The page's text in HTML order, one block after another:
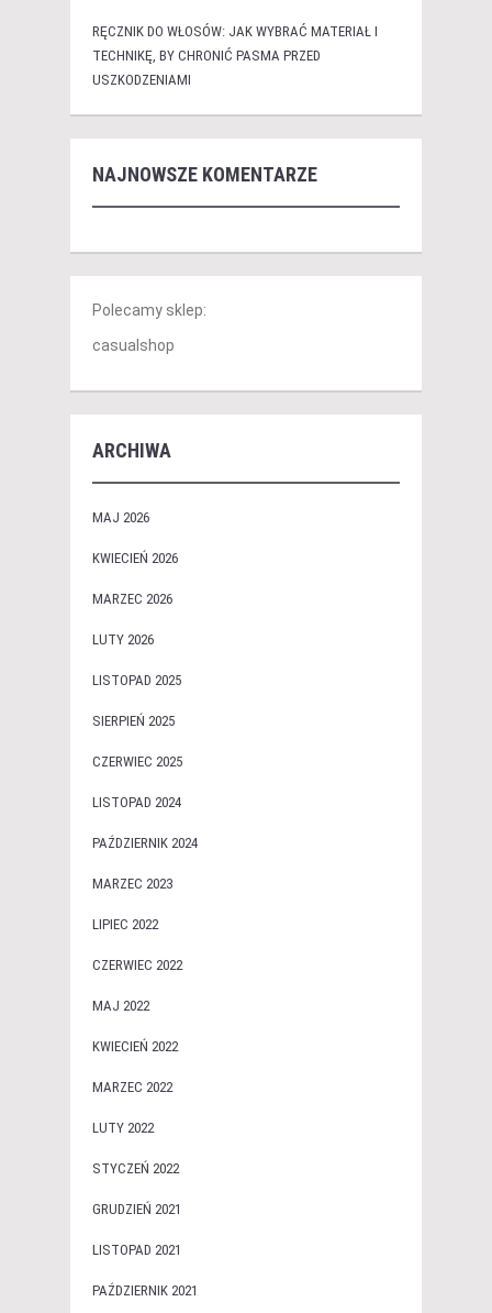
RĘCZNIK DO WŁOSÓW: JAK WYBRAĆ MATERIAŁ I
TECHNIKĘ, BY CHRONIĆ PASMA PRZED
USZKODZENIAMI
NAJNOWSZE KOMENTARZE
Polecamy sklep:
casualshop
ARCHIWA
MAJ 2026
KWIECIEŃ 2026
MARZEC 2026
LUTY 2026
LISTOPAD 2025
SIERPIEŃ 2025
CZERWIEC 2025
LISTOPAD 2024
PAŹDZIERNIK 2024
MARZEC 2023
LIPIEC 2022
CZERWIEC 2022
MAJ 2022
KWIECIEŃ 2022
MARZEC 2022
LUTY 2022
STYCZEŃ 2022
GRUDZIEŃ 2021
LISTOPAD 2021
PAŹDZIERNIK 2021